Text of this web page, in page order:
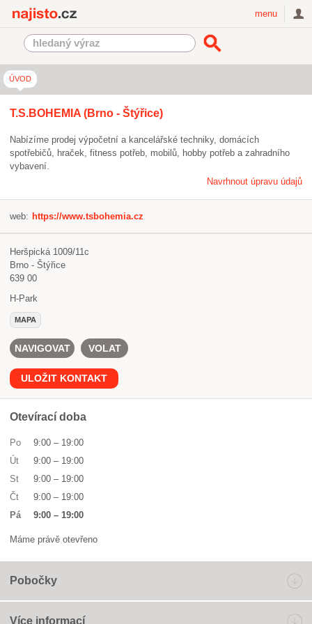
menu
ÚVOD
T.S.BOHEMIA (Brno - Štýřice)
Nabízíme prodej výpočetní a kancelářské techniky, domácích
spotřebičů, hraček, fitness potřeb, mobilů, hobby potřeb a zahradního
vybavení.
Navrhnout úpravu údajů
web: https://www.tsbohemia.cz
Heršpická 1009/11c
Brno - Štýřice
639 00
H-Park
MAPA
NAVIGOVAT VOLAT
ULOŽIT KONTAKT
Otevírací doba
Po 9:00 – 19:00
Út
9:00 – 19:00
St
9:00 – 19:00
Čt
9:00 – 19:00
Pá
9:00 – 19:00
Máme právě otevřeno
Pobočky
Více informací